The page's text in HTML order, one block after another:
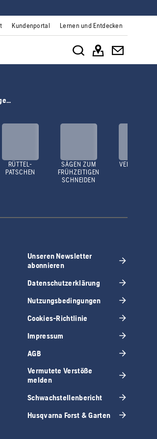
Kundenportal Lernen und Entdecken
RÜTTEL-
PATSCHEN
SÄGEN ZUM
FRÜHZEITIGEN
SCHNEIDEN
VERDICHTER
Unseren Newsletter
abonnieren
Datenschutzerklärung
Nutzungsbedingungen
Cookies-Richtlinie
Impressum
AGB
Vermutete Verstöße
melden
Schwachstellenbericht
Husqvarna Forst & Garten